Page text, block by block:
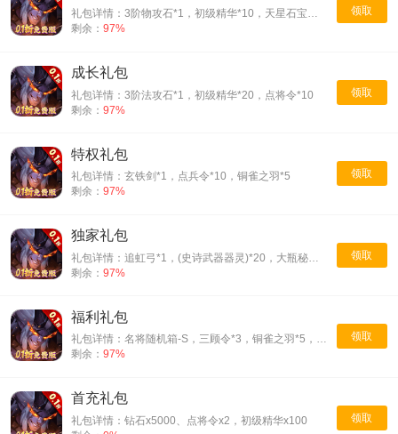
领取
礼包详情：3阶物攻石*1，初级精华*10，天星石宝箱*3
剩余： 97%
领取
成长礼包
礼包详情：3阶法攻石*1，初级精华*20，点将令*10
剩余： 97%
领取
特权礼包
礼包详情：玄铁剑*1，点兵令*10，铜雀之羽*5
剩余： 97%
领取
独家礼包
礼包详情：追虹弓*1，(史诗武器器灵)*20，大瓶秘药*10
剩余： 97%
领取
福利礼包
礼包详情：名将随机箱-S，三顾令*3，铜雀之羽*5，初级精华*100
剩余： 97%
领取
首充礼包
礼包详情：钻石x5000、点将令x2，初级精华x100